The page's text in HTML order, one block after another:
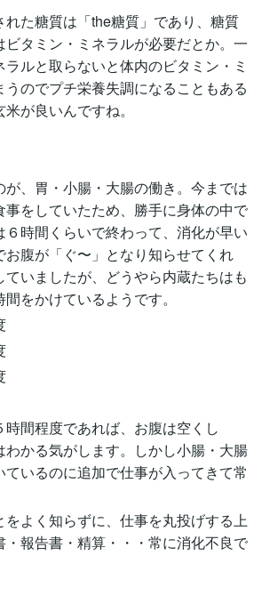
た糖質は「the糖質」であり、糖質
ビタミン・ミネラルが必要だとか。一
ルと取らないと体内のビタミン・ミ
のでプチ栄養失調になることもある
が良いんですね。
が、胃・小腸・大腸の働き。今までは
事をしていたため、勝手に身体の中で
時間くらいで終わって、消化が早い
お腹が「ぐ〜」となり知らせてくれ
ていましたが、どうやら内蔵たちはも
をかけているようです。
間程度であれば、お腹は空くし
わかる気がします。しかし小腸・大腸
いるのに追加で仕事が入ってきて常
をよく知らずに、仕事を丸投げする上
報告書・精算・・・常に消化不良で